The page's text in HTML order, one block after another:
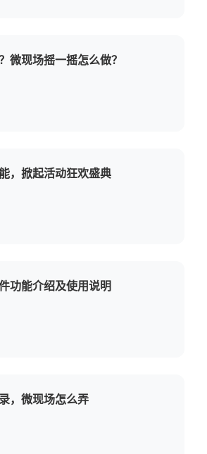
微现场摇一摇怎么做？
，掀起活动狂欢盛典
功能介绍及使用说明
，微现场怎么弄